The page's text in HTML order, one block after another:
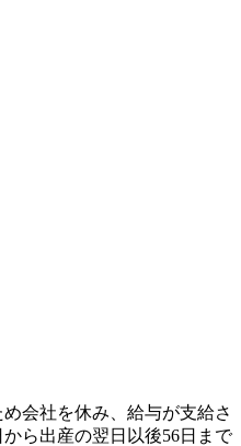
会社を休み、給与が支給さ
ら出産の翌日以後56日まで